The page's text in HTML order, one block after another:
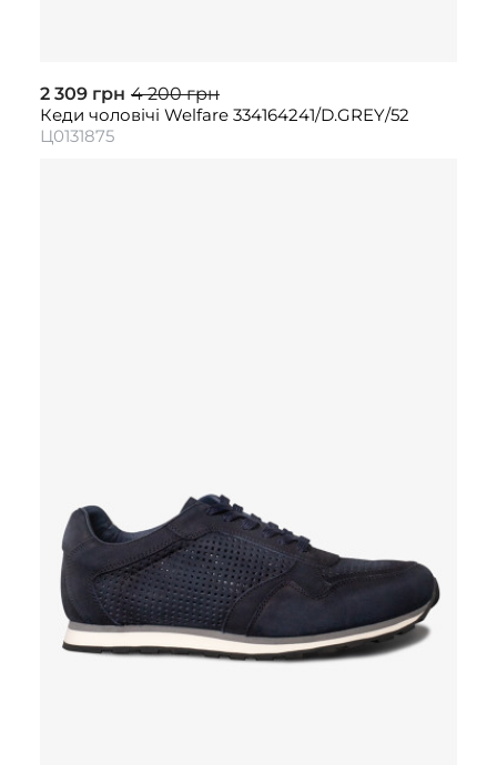
2 309 грн 4 200 грн
Кеди чоловічі Welfare 334164241/D.GREY/52
Ц0131875